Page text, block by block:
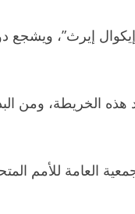
هذه الخريطة، ومن
العامة للأمم